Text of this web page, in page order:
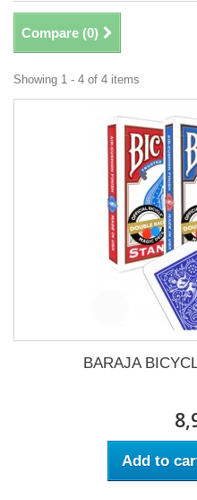
Compare (0)
Showing 1 - 4 of 4 items
BARAJA
Add to